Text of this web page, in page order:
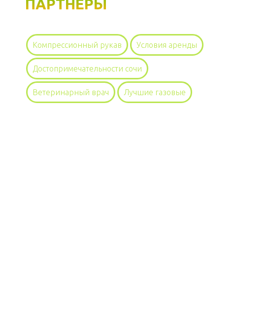
ПАРТНЁРЫ
Компрессионный рукав Условия аренды
Достопримечательности сочи
Ветеринарный врач Лучшие газовые